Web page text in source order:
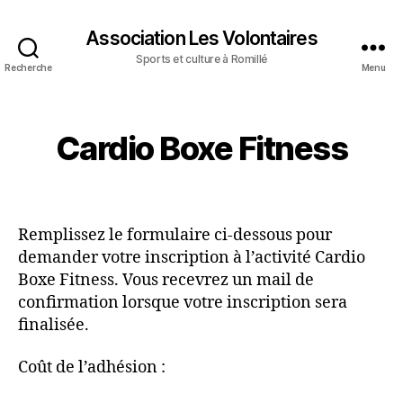
Recherche
Association Les Volontaires
Sports et culture à Romillé
Menu
Cardio Boxe Fitness
Remplissez le formulaire ci-dessous pour
demander votre inscription à l’activité Cardio
Boxe Fitness. Vous recevrez un mail de
confirmation lorsque votre inscription sera
finalisée.
Coût de l’adhésion :